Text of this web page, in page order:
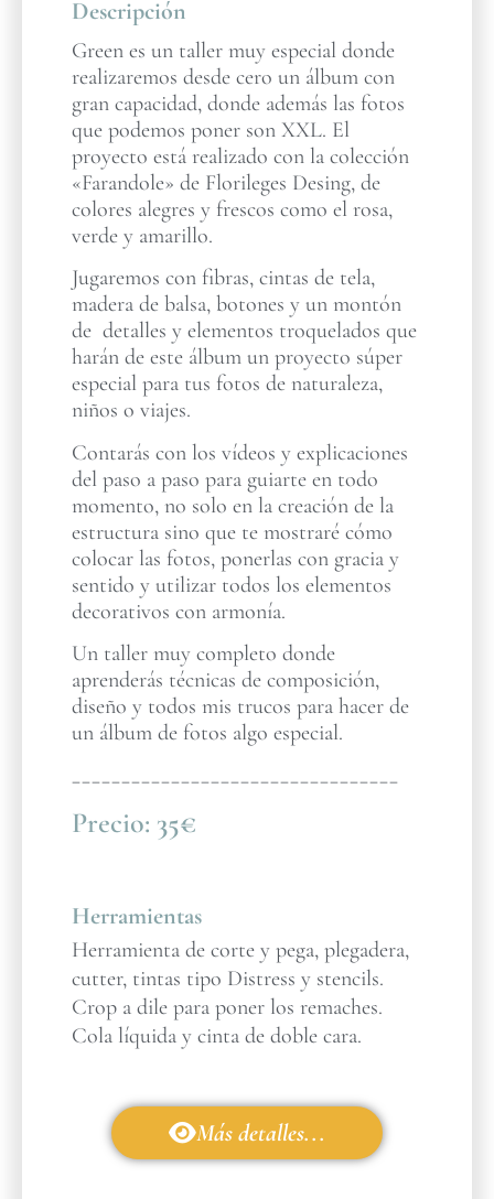
Descripción
Green es un taller muy especial donde
realizaremos desde cero un álbum con
gran capacidad, donde además las fotos
que podemos poner son XXL. El
proyecto está realizado con la colección
«Farandole» de Florileges Desing, de
colores alegres y frescos como el rosa,
verde y amarillo.
Jugaremos con fibras, cintas de tela,
madera de balsa, botones y un montón
de detalles y elementos troquelados que
harán de este álbum un proyecto súper
especial para tus fotos de naturaleza,
niños o viajes.
Contarás con los vídeos y explicaciones
del paso a paso para guiarte en todo
momento, no solo en la creación de la
estructura sino que te mostraré cómo
colocar las fotos, ponerlas con gracia y
sentido y utilizar todos los elementos
decorativos con armonía.
Un taller muy completo donde
aprenderás técnicas de composición,
diseño y todos mis trucos para hacer de
un álbum de fotos algo especial.
_________________________________
Precio: 35€
Herramientas
Herramienta de corte y pega, plegadera,
cutter, tintas tipo Distress y stencils.
Crop a dile para poner los remaches.
Cola líquida y cinta de doble cara.
Más detalles...